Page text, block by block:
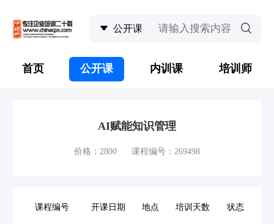
首页 公开课 内训课 培训师
AI赋能知识管理
价格：2800 课程编号：269498
课程编号 开课日期 地点 培训天数 状态